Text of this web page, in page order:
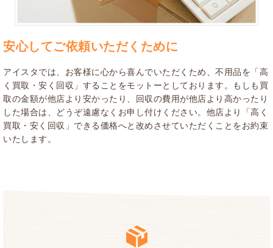
安心してご依頼いただくために
アイスタでは、お客様に心から喜んでいただくため、不用品を「高
く買取・安く回収」することをモットーとしております。もしも買
取の金額が他店より安かったり、回収の費用が他店より高かったり
した場合は、どうぞ遠慮なくお申し付けください。他店より「高く
買取・安く回収」できる価格へと改めさせていただくことをお約束
いたします。